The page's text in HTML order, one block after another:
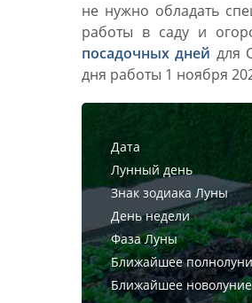
не нужно обладать
работы в саду и
посадочных дней для
дня работы 1 ноября
Дата
Лунный день
Знак зодиака Луны
День недели
Фаза Луны
Ближайшее
Ближайшее новолуние